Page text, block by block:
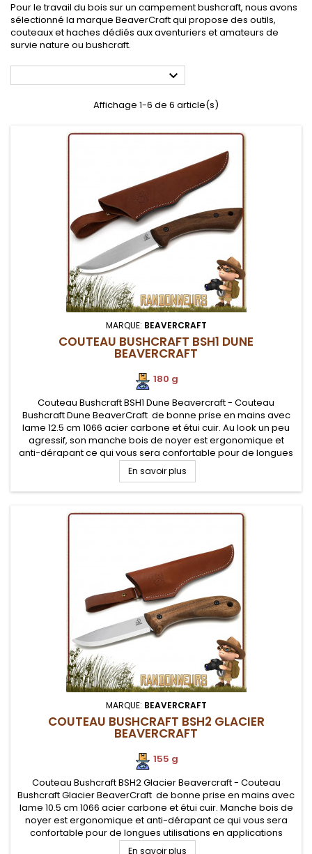
Pour le travail du bois sur un campement bushcraft, nous avons
sélectionné la marque BeaverCraft qui propose des outils,
couteaux et haches dédiés aux aventuriers et amateurs de
survie nature ou bushcraft.

Affichage 1-6 de 6 article(s)
MARQUE: BEAVERCRAFT
COUTEAU BUSHCRAFT BSH1 DUNE
BEAVERCRAFT
180 g
Couteau Bushcraft BSH1 Dune Beavercraft - Couteau
Bushcraft Dune BeaverCraft de bonne prise en mains avec
lame 12.5 cm 1066 acier carbone et étui cuir. Au look un peu
agressif, son manche bois de noyer est ergonomique et
anti-dérapant ce qui vous sera confortable pour de longues
utilisations en applications bushcraft.
En savoir plus
MARQUE: BEAVERCRAFT
COUTEAU BUSHCRAFT BSH2 GLACIER
BEAVERCRAFT
155 g
Couteau Bushcraft BSH2 Glacier Beavercraft - Couteau
Bushcraft Glacier BeaverCraft de bonne prise en mains avec
lame 10.5 cm 1066 acier carbone et étui cuir. Manche bois de
noyer est ergonomique et anti-dérapant ce qui vous sera
confortable pour de longues utilisations en applications
bushcraft. Il convient comme couteau à découper, couteau
En savoir plus